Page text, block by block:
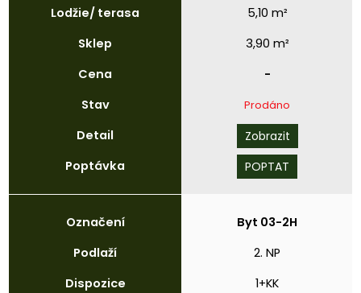
Lodžie/ terasa
Sklep
Cena
Stav
Detail
Poptávka
5,10 m²
3,90 m²
-
Prodáno
Zobrazit
POPTAT
Označení
Podlaží
Dispozice
Byt 03-2H
2. NP
1+KK